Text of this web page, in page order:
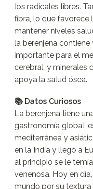
los radicales libres.
fibra, lo que favorece
mantener niveles
la berenjena
importante para el
cerebral, y minerales
apoya la salud ósea.
📚 Datos Curiosos
La berenjena tiene
gastronomía global,
mediterránea y
en la India y llegó a
al principio se le
venenosa. Hoy en
mundo por su